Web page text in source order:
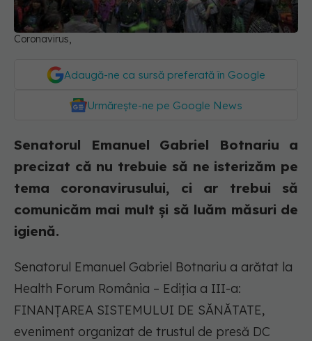
Coronavirus,
Adaugă-ne ca sursă preferată în Google
Urmărește-ne pe Google News
Senatorul Emanuel Gabriel Botnariu a
precizat că nu trebuie să ne isterizăm pe
tema coronavirusului, ci ar trebui să
comunicăm mai mult și să luăm măsuri de
igienă.
Senatorul Emanuel Gabriel Botnariu a arătat la
Health Forum România – Ediția a III-a:
FINANȚAREA SISTEMULUI DE SĂNĂTATE,
eveniment organizat de trustul de presă DC